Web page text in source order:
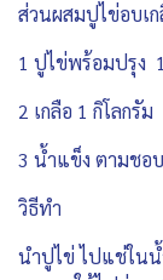
ส่วนผสมปูไข่อบเก
1 ปูไข่พร้อมปรุง
2 เกลือ 1 กิโลกรัม
3 น้ำแข็ง ตามชอบ
วิธีทำ
นำปูไข่ ไปแช่ใน